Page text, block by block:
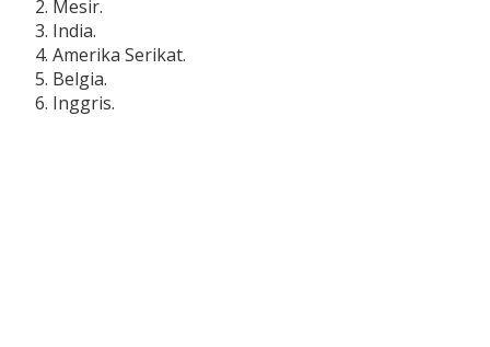
Mesir.
India.
Amerika Serikat.
Belgia.
Inggris.